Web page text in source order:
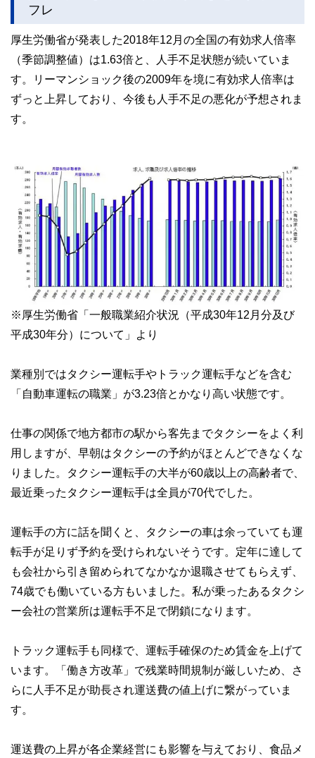
フレ
厚生労働省が発表した2018年12月の全国の有効求人倍率
（季節調整値）は1.63倍と、人手不足状態が続いていま
す。リーマンショック後の2009年を境に有効求人倍率は
ずっと上昇しており、今後も人手不足の悪化が予想されま
す。
※厚生労働省「一般職業紹介状況（平成30年12月分及び
平成30年分）について」より
業種別ではタクシー運転手やトラック運転手などを含む
「自動車運転の職業」が3.23倍とかなり高い状態です。
仕事の関係で地方都市の駅から客先までタクシーをよく利
用しますが、早朝はタクシーの予約がほとんどできなくな
りました。タクシー運転手の大半が60歳以上の高齢者で、
最近乗ったタクシー運転手は全員が70代でした。
運転手の方に話を聞くと、タクシーの車は余っていても運
転手が足りず予約を受けられないそうです。定年に達して
も会社から引き留められてなかなか退職させてもらえず、
74歳でも働いている方もいました。私が乗ったあるタクシ
ー会社の営業所は運転手不足で閉鎖になります。
トラック運転手も同様で、運転手確保のため賃金を上げて
います。「働き方改革」で残業時間規制が厳しいため、さ
らに人手不足が助長され運送費の値上げに繋がっていま
す。
運送費の上昇が各企業経営にも影響を与えており、食品メ